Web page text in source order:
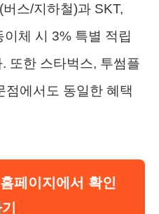
스/지하철)과 SKT,
체 시 3% 특별 적립
또한 스타벅스, 투썸플
점에서도 동일한 혜택
페이지에서 확인